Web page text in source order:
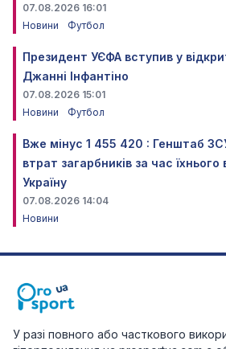
07.08.2026 16:01
Новини
Футбол
Президент УЄФА вступив у
Джанні Інфантіно
07.08.2026 15:01
Новини
Футбол
Вже мінус 1 455 420 : Генштаб
втрат загарбників за час
Україну
07.08.2026 14:04
Новини
У разі повного або часткового